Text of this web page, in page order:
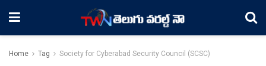
Home Tag Society for Cyberabad Security Council (SCSC)